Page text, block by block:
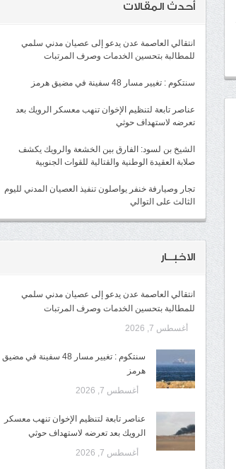
أحدث المقالات
انتقالي العاصمة عدن يدعو إلى عصيان مدني سلمي
للمطالبة بتحسين الخدمات وصرف المرتبات
سنتكوم : تغيير مسار 48 سفينة في مضيق هرمز
عناصر تابعة لتنظيم الإخوان تنهب معسكر الرويك بعد
تعرضه لاستهداف حوثي
الشيخ بن لسود: الفارق بين الخشعة والرويك يكشف
صلابة العقيدة الوطنية والقتالية للقوات الجنوبية
تجار وصيارفة خنفر يواصلون تنفيذ العصيان المدني لليوم
الثالث على التوالي
الاخبــار
انتقالي العاصمة عدن يدعو إلى عصيان مدني سلمي
للمطالبة بتحسين الخدمات وصرف المرتبات
أغسطس 7, 2026
سنتكوم : تغيير مسار 48 سفينة في مضيق
هرمز
أغسطس 7, 2026
عناصر تابعة لتنظيم الإخوان تنهب معسكر
الرويك بعد تعرضه لاستهداف حوثي
أغسطس 7, 2026